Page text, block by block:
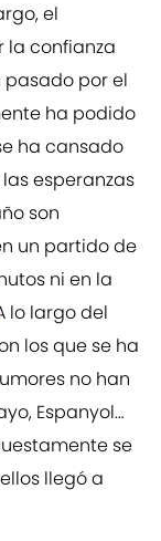
el
la confianza
por el
ha podido
ha cansado
esperanzas
son
un partido de
ni en la
lo largo del
los que se ha
no han
Espanyol…
se
llegó a